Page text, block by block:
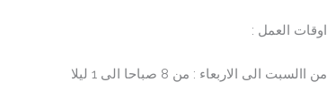
اوقات العمل :
من االسبت الى الاربعاء : من 8 صباحا الى 1 ليلا